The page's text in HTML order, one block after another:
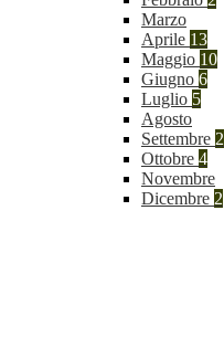
Marzo
Aprile 13
Maggio 10
Giugno 6
Luglio 5
Agosto
Settembre 2
Ottobre 4
Novembre
Dicembre 2